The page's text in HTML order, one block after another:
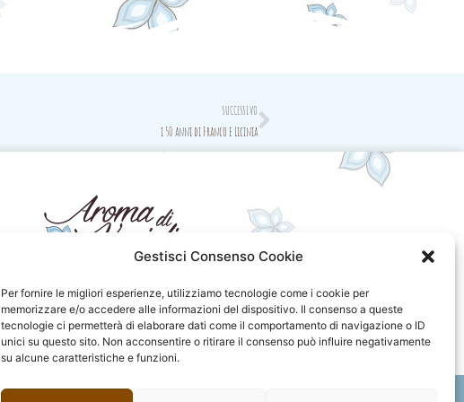
Gestisci Consenso Cookie
Per fornire le migliori esperienze, utilizziamo tecnologie come i cookie per
memorizzare e/o accedere alle informazioni del dispositivo. Il consenso a queste
tecnologie ci permetterà di elaborare dati come il comportamento di navigazione o ID
unici su questo sito. Non acconsentire o ritirare il consenso può influire negativamente
su alcune caratteristiche e funzioni.
SUCCESSIVO
i 50 anni di Franco e Licinia
Next
F
a
c
e
I
n
s
t
P
i
n
t
F
l
i
c